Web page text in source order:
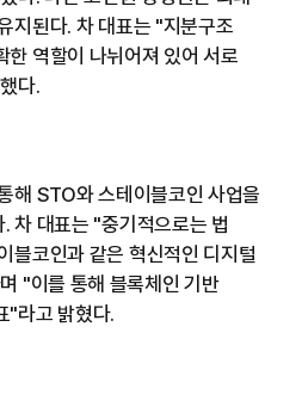
지된다. 차 대표는 "지분구조
한 역할이 나뉘어져 있어 서로
다.
해 STO와 스테이블코인 사업을
차 대표는 "중기적으로는 법
블코인과 같은 혁신적인 디지털
"이를 통해 블록체인 기반
"라고 밝혔다.